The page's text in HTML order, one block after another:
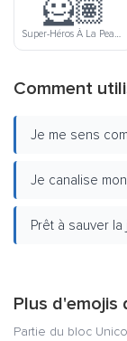
🦸🏽
Super-Héros À La Peau Moyenne
Comment
Je me sens
Je canalise
Prêt à sauver
Plus d'emojis
Partie du bloc